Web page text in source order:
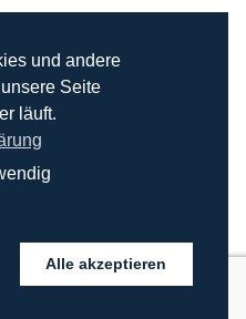
GmbH | 2022 |
und andere
Seite
läuft.
Alle akzeptieren